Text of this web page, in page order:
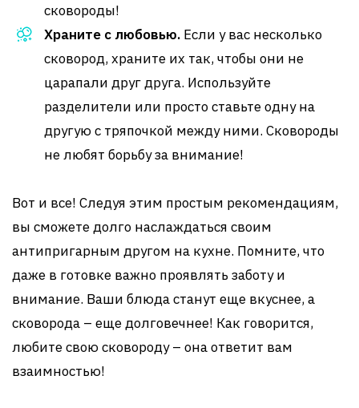
сковороды!
Храните с любовью. Если у вас несколько
сковород, храните их так, чтобы они не
царапали друг друга. Используйте
разделители или просто ставьте одну на
другую с тряпочкой между ними. Сковороды
не любят борьбу за внимание!
Вот и все! Следуя этим простым рекомендациям,
вы сможете долго наслаждаться своим
антипригарным другом на кухне. Помните, что
даже в готовке важно проявлять заботу и
внимание. Ваши блюда станут еще вкуснее, а
сковорода – еще долговечнее! Как говорится,
любите свою сковороду – она ответит вам
взаимностью!